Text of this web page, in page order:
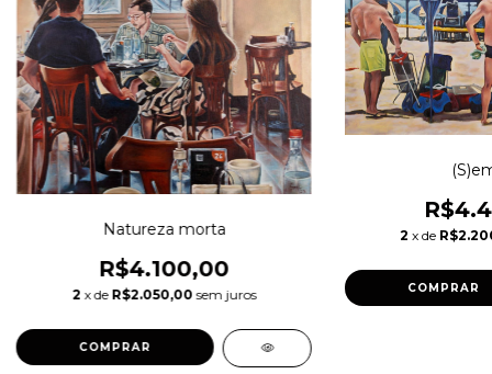
Natureza morta
R$4.100,00
2 x de R$2.050,00 sem juros
2 x de